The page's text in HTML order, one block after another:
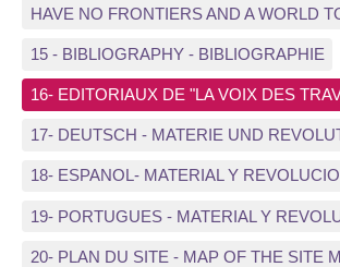
HAVE NO FRONTIERS AND A WORLD
15 - BIBLIOGRAPHY - BIBLIOGRAPHIE
16- EDITORIAUX DE "LA VOIX DES
17- DEUTSCH - MATERIE UND
18- ESPANOL- MATERIAL Y
19- PORTUGUES - MATERIAL Y
20- PLAN DU SITE - MAP OF THE SITE